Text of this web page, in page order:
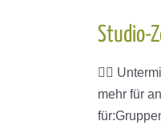
Studio-
❤️‍🔥
mehr für